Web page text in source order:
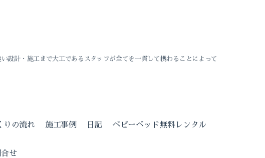
設計・施工まで大工であるスタッフが全てを一貫して携わることによって
りの流れ 施工事例 日記 ベビーベッド無料レンタル
せ